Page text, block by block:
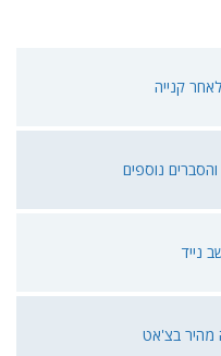
קנייה
נוספים
נייד
מהיר בצ'אט